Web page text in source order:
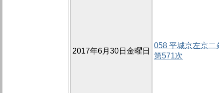
2017年6月30日金曜日
058 平城京左京二
第571次